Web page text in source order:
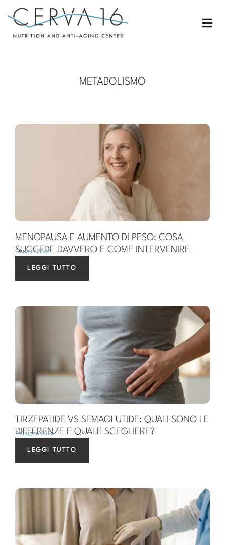
METABOLISMO
MENOPAUSA E AUMENTO DI PESO: COSA
SUCCEDE DAVVERO E COME INTERVENIRE
9 Luglio 2026
LEGGI TUTTO
TIRZEPATIDE VS SEMAGLUTIDE: QUALI SONO LE
DIFFERENZE E QUALE SCEGLIERE?
9 Giugno 2026
LEGGI TUTTO